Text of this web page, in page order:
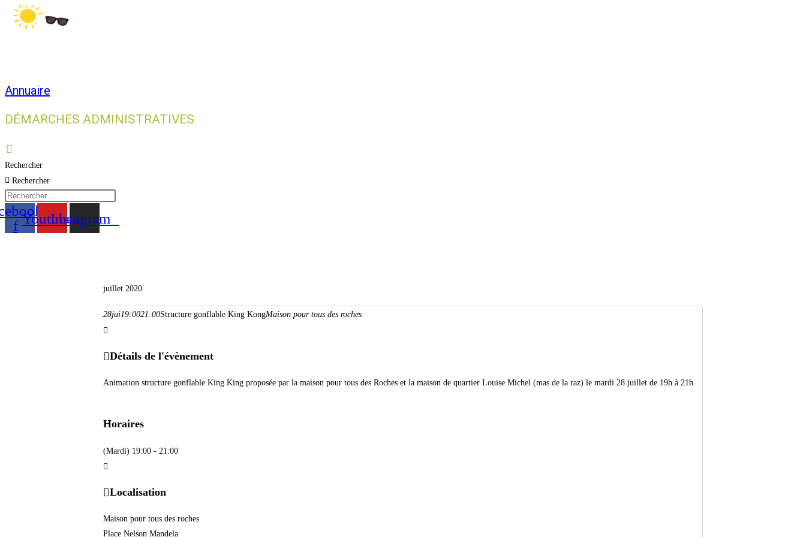
Annuaire
DÉMARCHES ADMINISTRATIVES
Rechercher
Rechercher
f YoutubeInstagram
juillet 2020
28jui19:0021:00Structure gonflable King KongMaison pour tous des roches
Détails de l'évènement
Animation structure gonflable King King proposée par la maison pour tous des Roches et la maison de quartier Louise Michel (mas de la raz) le mardi 28 juillet de 19h à 21h.
Horaires
(Mardi) 19:00 - 21:00
Localisation
Maison pour tous des roches
Place Nelson Mandela